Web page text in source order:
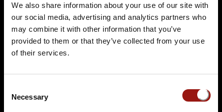
We also share information about your use of our site with
our social media, advertising and analytics partners who
may combine it with other information that you’ve
provided to them or that they’ve collected from your use
of their services.
Selection
Necessary
SA.
31.10.2026 19:00 Uhr
Gruibinger Straße 32